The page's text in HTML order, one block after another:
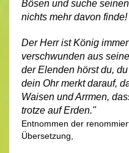
Bösen und suche
nichts mehr davon finde!
Der Herr ist König
verschwunden aus
der Elenden hörst du,
dein Ohr merkt darauf,
Waisen und Arrmen,
trotze auf Erden."
Entnommen der
Übersetzung,